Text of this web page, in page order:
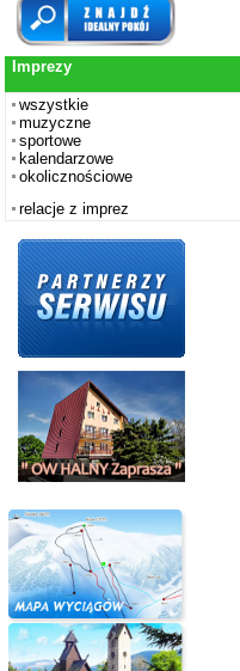
Imprezy
wszystkie
muzyczne
sportowe
kalendarzowe
okolicznościowe
relacje z imprez